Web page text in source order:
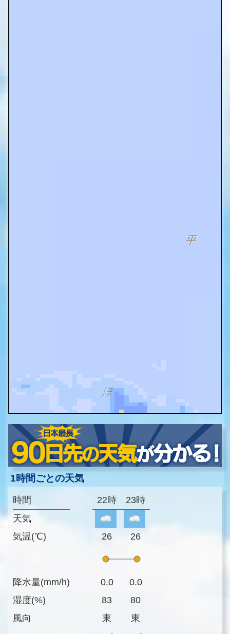
1時間ごとの天気
時間
天気
気温(℃)
降水量(mm/h)
湿度(%)
風向
22時 23時
26 26
0.0
0.0
83
80
東
東